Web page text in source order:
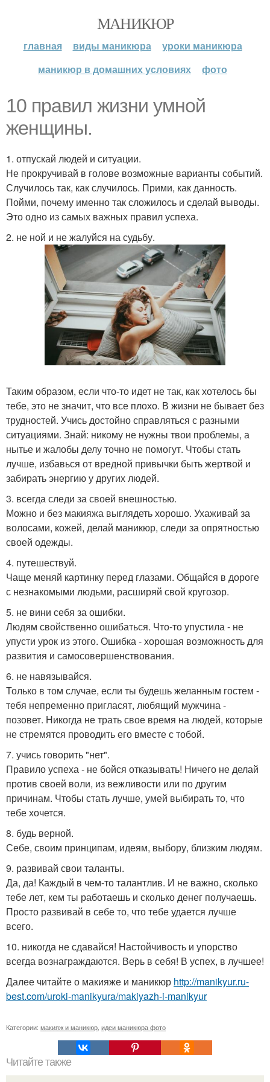
МАНИКЮР
главная виды маникюра
уроки маникюра
маникюр в домашних условиях
фото
10 правил жизни умной
женщины.
1. отпускай людей и ситуации.
Не прокручивай в голове возможные варианты событий.
Случилось так, как случилось. Прими, как данность.
Пойми, почему именно так сложилось и сделай выводы.
Это одно из самых важных правил успеха.
2. не ной и не жалуйся на судьбу.
Таким образом, если что-то идет не так, как хотелось бы
тебе, это не значит, что все плохо. В жизни не бывает без
трудностей. Учись достойно справляться с разными
ситуациями. Знай: никому не нужны твои проблемы, а
нытье и жалобы делу точно не помогут. Чтобы стать
лучше, избавься от вредной привычки быть жертвой и
забирать энергию у других людей.
3. всегда следи за своей внешностью.
Можно и без макияжа выглядеть хорошо. Ухаживай за
волосами, кожей, делай маникюр, следи за опрятностью
своей одежды.
4. путешествуй.
Чаще меняй картинку перед глазами. Общайся в дороге
с незнакомыми людьми, расширяй свой кругозор.
5. не вини себя за ошибки.
Людям свойственно ошибаться. Что-то упустила - не
упусти урок из этого. Ошибка - хорошая возможность для
развития и самосовершенствования.
6. не навязывайся.
Только в том случае, если ты будешь желанным гостем -
тебя непременно пригласят, любящий мужчина -
позовет. Никогда не трать свое время на людей, которые
не стремятся проводить его вместе с тобой.
7. учись говорить "нет".
Правило успеха - не бойся отказывать! Ничего не делай
против своей воли, из вежливости или по другим
причинам. Чтобы стать лучше, умей выбирать то, что
тебе хочется.
8. будь верной.
Себе, своим принципам, идеям, выбору, близким людям.
9. развивай свои таланты.
Да, да! Каждый в чем-то талантлив. И не важно, сколько
тебе лет, кем ты работаешь и сколько денег получаешь.
Просто развивай в себе то, что тебе удается лучше
всего.
10. никогда не сдавайся! Настойчивость и упорство
всегда вознаграждаются. Верь в себя! В успех, в лучшее!
Далее читайте о макияже и маникюр http://manikyur.ru-
best.com/uroki-manikyura/makiyazh-i-manikyur
Категории: макияж и маникюр, идеи маникюра фото
Читайте также